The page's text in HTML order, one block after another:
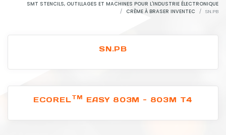
SMT STENCILS, OUTILLAGES ET MACHINES POUR L'INDUSTRIE ÉLECTRONIQUE
CRÈME À BRASER INVENTEC
SN.PB
SN.PB
ECORELTM EASY 803M - 803M T4